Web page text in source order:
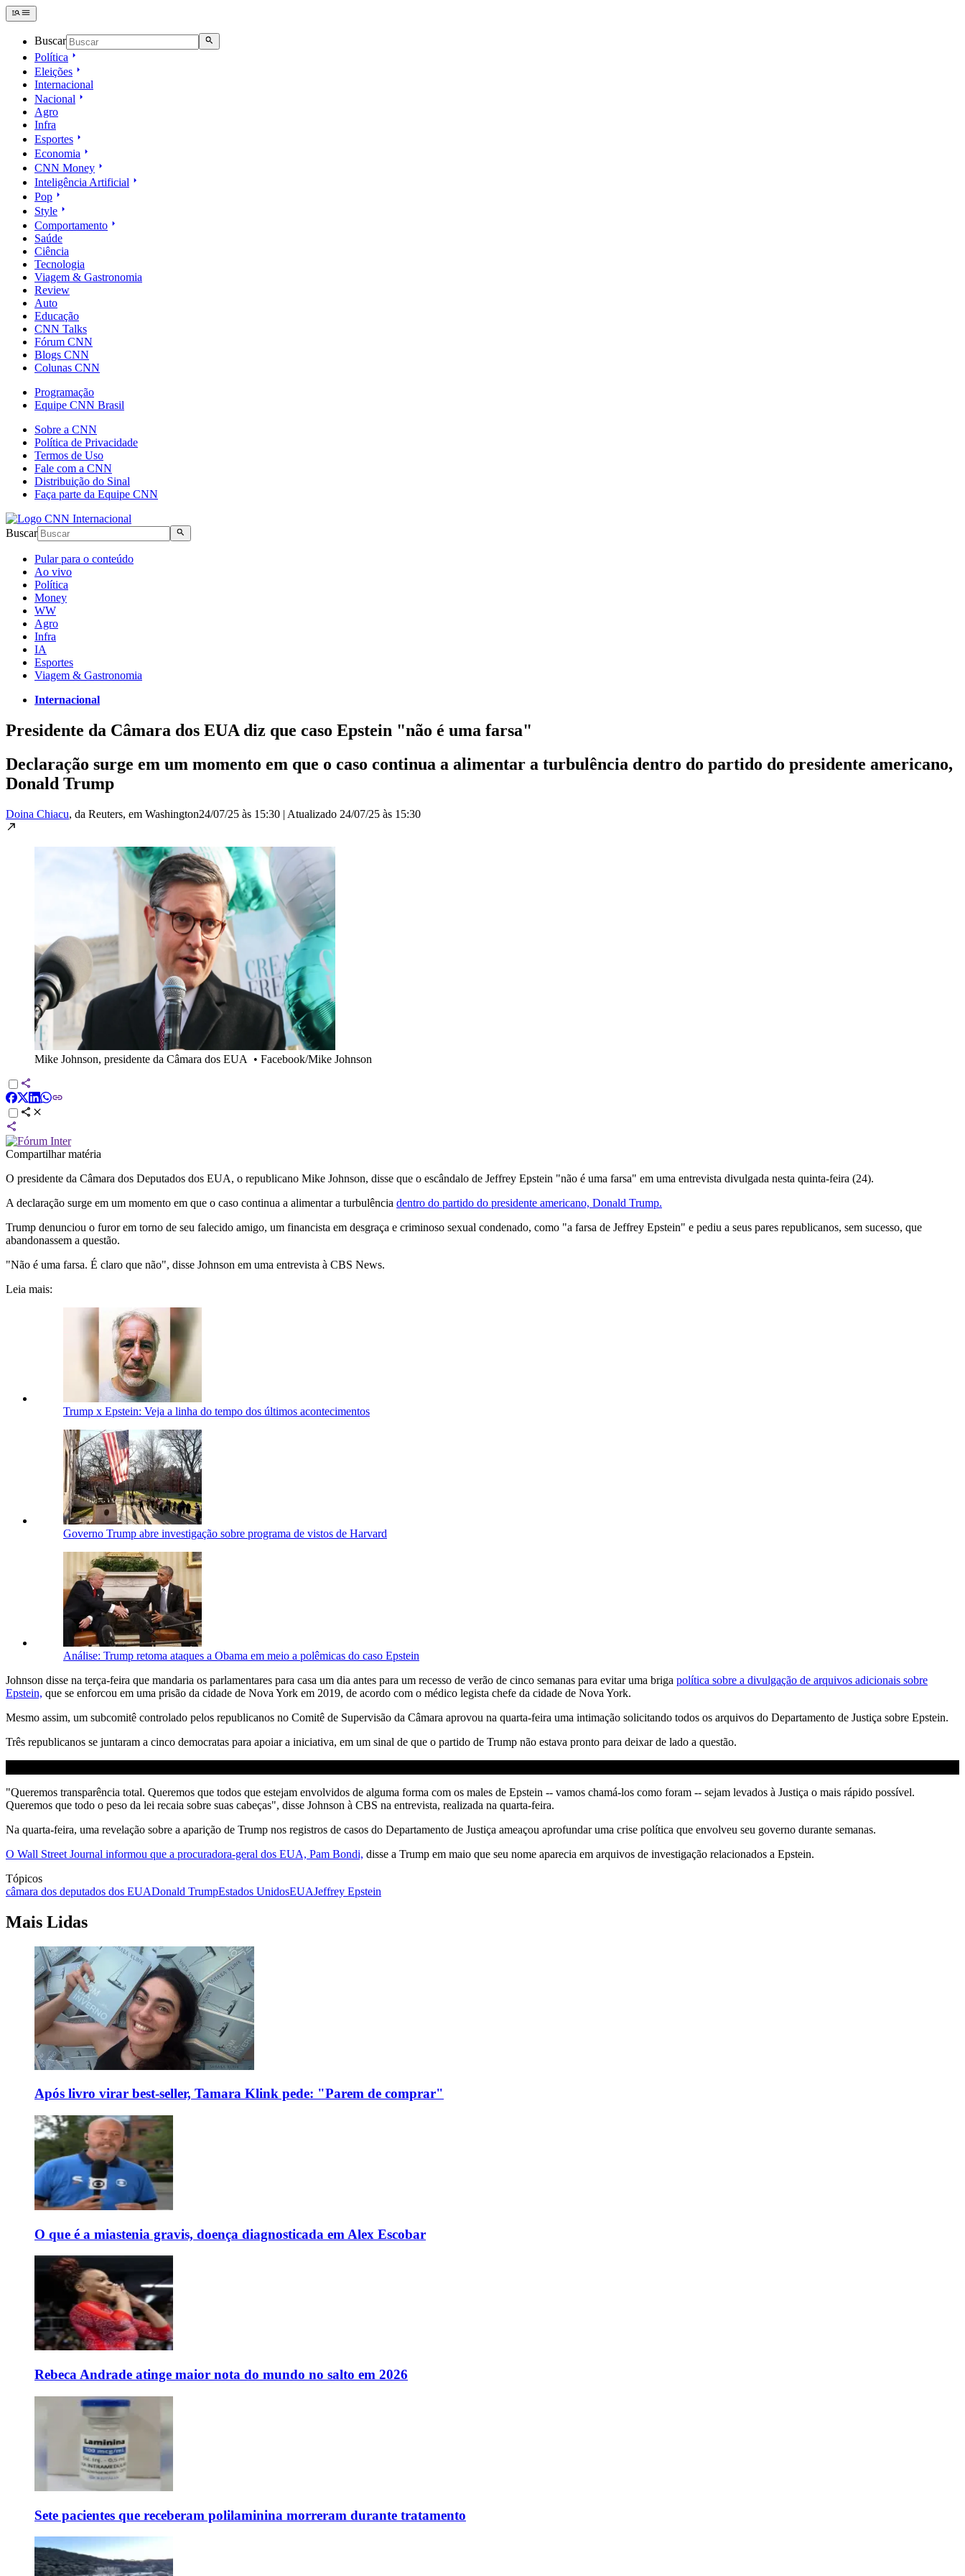
Buscar
Política
Eleições
Internacional
Nacional
Agro
Infra
Esportes
Economia
CNN Money
Inteligência Artificial
Pop
Style
Comportamento
Saúde
Ciência
Tecnologia
Viagem & Gastronomia
Review
Auto
Educação
CNN Talks
Fórum CNN
Blogs CNN
Colunas CNN
Programação
Equipe CNN Brasil
Sobre a CNN
Política de Privacidade
Termos de Uso
Fale com a CNN
Distribuição do Sinal
Faça parte da Equipe CNN
Buscar
Pular para o conteúdo
Ao vivo
Política
Money
WW
Agro
Infra
IA
Esportes
Viagem & Gastronomia
Internacional
Presidente da Câmara dos EUA diz que caso Epstein "não é uma farsa"
Declaração surge em um momento em que o caso continua a alimentar a turbulência dentro do partido do presidente americano,
Donald Trump
Doina Chiacu, da Reuters, em Washington24/07/25 às 15:30 | Atualizado 24/07/25 às 15:30
Mike Johnson, presidente da Câmara dos EUA • Facebook/Mike Johnson
Compartilhar matéria
O presidente da Câmara dos Deputados dos EUA, o republicano Mike Johnson, disse que o escândalo de Jeffrey Epstein "não é uma farsa" em uma entrevista divulgada nesta quinta-feira (24).
A declaração surge em um momento em que o caso continua a alimentar a turbulência dentro do partido do presidente americano, Donald Trump.
Trump denunciou o furor em torno de seu falecido amigo, um financista em desgraça e criminoso sexual condenado, como "a farsa de Jeffrey Epstein" e pediu a seus pares republicanos, sem sucesso, que
abandonassem a questão.
"Não é uma farsa. É claro que não", disse Johnson em uma entrevista à CBS News.
Leia mais:
Trump x Epstein: Veja a linha do tempo dos últimos acontecimentos
Governo Trump abre investigação sobre programa de vistos de Harvard
Análise: Trump retoma ataques a Obama em meio a polêmicas do caso Epstein
Johnson disse na terça-feira que mandaria os parlamentares para casa um dia antes para um recesso de verão de cinco semanas para evitar uma briga política sobre a divulgação de arquivos adicionais sobre
Epstein, que se enforcou em uma prisão da cidade de Nova York em 2019, de acordo com o médico legista chefe da cidade de Nova York.
Mesmo assim, um subcomitê controlado pelos republicanos no Comitê de Supervisão da Câmara aprovou na quarta-feira uma intimação solicitando todos os arquivos do Departamento de Justiça sobre Epstein.
Três republicanos se juntaram a cinco democratas para apoiar a iniciativa, em um sinal de que o partido de Trump não estava pronto para deixar de lado a questão.
"Queremos transparência total. Queremos que todos que estejam envolvidos de alguma forma com os males de Epstein -- vamos chamá-los como foram -- sejam levados à Justiça o mais rápido possível.
Queremos que todo o peso da lei recaia sobre suas cabeças", disse Johnson à CBS na entrevista, realizada na quarta-feira.
Na quarta-feira, uma revelação sobre a aparição de Trump nos registros de casos do Departamento de Justiça ameaçou aprofundar uma crise política que envolveu seu governo durante semanas.
O Wall Street Journal informou que a procuradora-geral dos EUA, Pam Bondi, disse a Trump em maio que seu nome aparecia em arquivos de investigação relacionados a Epstein.
Tópicos
câmara dos deputados dos EUADonald TrumpEstados UnidosEUAJeffrey Epstein
Mais Lidas
Após livro virar best-seller, Tamara Klink pede: "Parem de comprar"
O que é a miastenia gravis, doença diagnosticada em Alex Escobar
Rebeca Andrade atinge maior nota do mundo no salto em 2026
Sete pacientes que receberam polilaminina morreram durante tratamento